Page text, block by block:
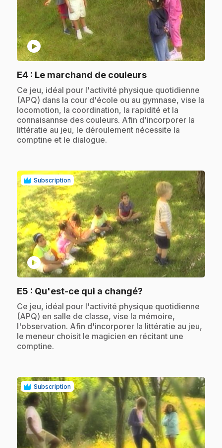
play_circle
E4 : Le marchand de couleurs.
.Ce jeu, idéal pour l'activité physique quotidienne
(APQ) dans la cour d'école ou au gymnase, vise la
locomotion, la coordination, la rapidité et la
connaisannse des couleurs. Afin d'incorporer la
littératie au jeu, le déroulement nécessite la
comptine et le dialogue.
Subscription
play_circle
E5 : Qu'est-ce qui a changé?
.Ce jeu, idéal pour l'activité physique quotidienne
(APQ) en salle de classe, vise la mémoire,
l'observation. Afin d'incorporer la littératie au jeu,
le meneur choisit le magicien en récitant une
comptine.
Subscription